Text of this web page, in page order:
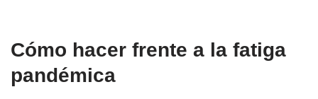
Cómo hacer frente a la fatiga
pandémica